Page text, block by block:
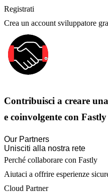
Registrati
Crea un account sviluppatore
Contribuisci a creare
e coinvolgente con Fastly
Our Partners
Unisciti alla nostra rete
Perché collaborare con Fastly
Aiutaci a offrire esperienze
Cloud Partner